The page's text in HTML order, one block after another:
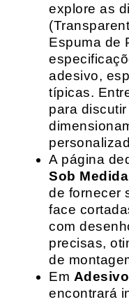
explore as
Espuma de
adesivo,
típicas.
para
A página
Sob Medida
de fornecer
face
com
precisas,
de
Em
encontrará